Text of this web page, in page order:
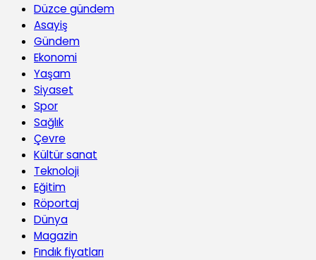
Düzce gündem
Asayiş
Gündem
Ekonomi
Yaşam
Siyaset
Spor
Sağlık
Çevre
Kültür sanat
Teknoloji
Eğitim
Röportaj
Dünya
Magazin
Fındık fiyatları